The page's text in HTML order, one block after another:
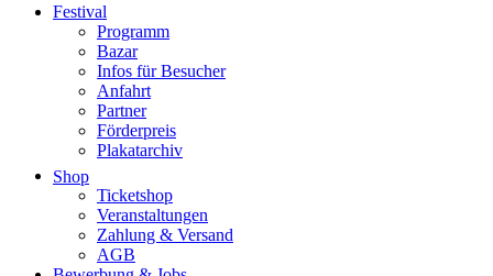
Festival
Programm
Bazar
Infos für Besucher
Anfahrt
Partner
Förderpreis
Plakatarchiv
Shop
Ticketshop
Veranstaltungen
Zahlung & Versand
AGB